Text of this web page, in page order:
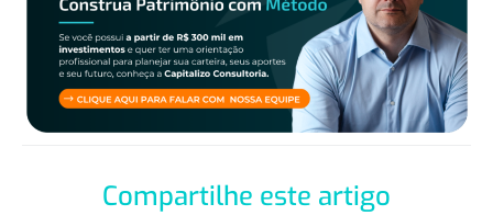
Compartilhe este artigo